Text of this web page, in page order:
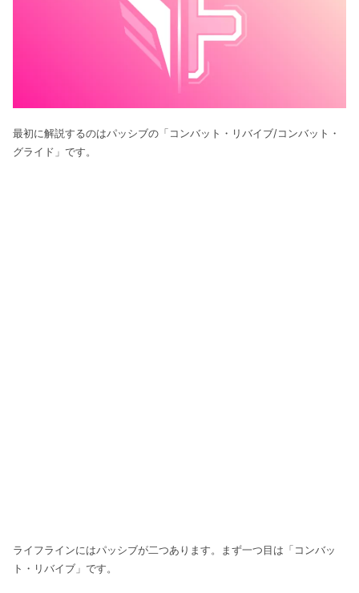
最初に解説するのはパッシブの「コンバット・リバイブ/コンバット・
グライド」です。
ライフラインにはパッシブが二つあります。まず一つ目は「コンバッ
ト・リバイブ」です。